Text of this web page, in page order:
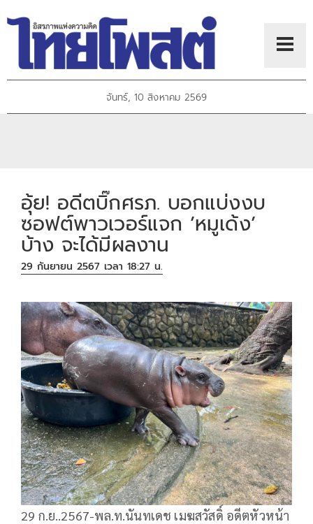
จันทร์, 10 สิงหาคม 2569
อุ้ย! อดีตบิ๊กศรภ. บอกแบ่งงบ
ซอฟต์พาวเวอร์แจก ’หมูเด้ง’
บ้าง จะได้มีผลงาน
29 กันยายน 2567 เวลา 18:27 น.
29 ก.ย..2567-พล.ท.นันทเดช เมฆสวัสดิ์ อดีตหัวหน้า